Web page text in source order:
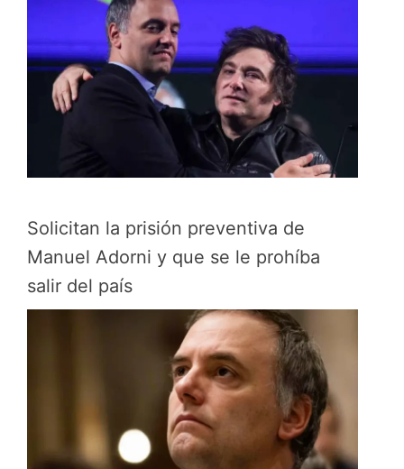
Solicitan la prisión preventiva de
Manuel Adorni y que se le prohíba
salir del país